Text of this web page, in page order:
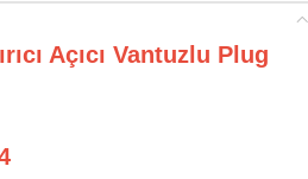
Açıcı Vantuzlu Plug